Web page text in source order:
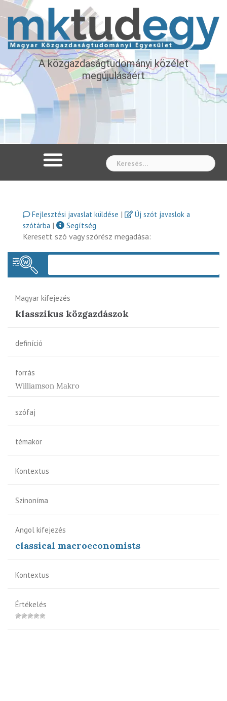
A közgazdaságtudományi közélet
megújulásáért
Fejlesztési javaslat küldése |
Új szót javaslok a
szótárba |
Segítség
Keresett szó vagy szórész megadása:
Magyar kifejezés
klasszikus közgazdászok
definíció
forrás
Williamson Makro
szófaj
témakör
Kontextus
Szinoníma
Angol kifejezés
classical macroeconomists
Kontextus
Értékelés